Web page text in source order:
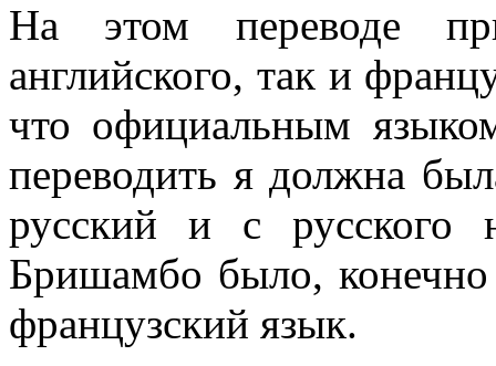
На этом переводе
английского, так и
что официальным
переводить я должна
русский и с русского
Бришамбо было,
французский язык.